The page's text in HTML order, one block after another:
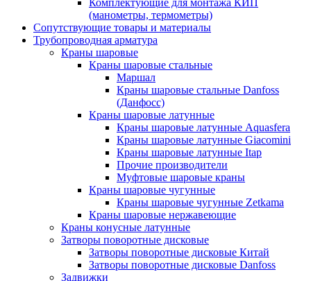
Комплектующие для монтажа КИП
(манометры, термометры)
Сопутствующие товары и материалы
Трубопроводная арматура
Краны шаровые
Краны шаровые стальные
Маршал
Краны шаровые стальные Danfoss
(Данфосс)
Краны шаровые латунные
Краны шаровые латунные Aquasfera
Краны шаровые латунные Giacomini
Краны шаровые латунные Itap
Прочие производители
Муфтовые шаровые краны
Краны шаровые чугунные
Краны шаровые чугунные Zetkama
Краны шаровые нержавеющие
Краны конусные латунные
Затворы поворотные дисковые
Затворы поворотные дисковые Китай
Затворы поворотные дисковые Danfoss
Задвижки